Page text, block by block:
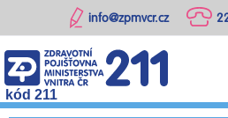
info@zpmvcr.cz
kód 211